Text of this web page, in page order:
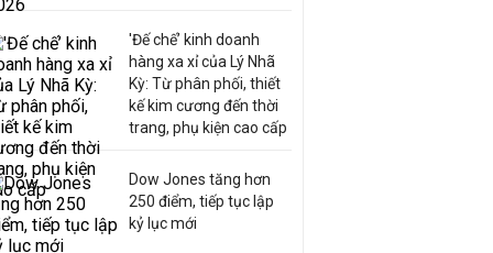
'Đế chế’ kinh doanh
hàng xa xỉ của Lý Nhã
Kỳ: Từ phân phối, thiết
kế kim cương đến thời
trang, phụ kiện cao cấp
Dow Jones tăng hơn
250 điểm, tiếp tục lập
kỷ lục mới